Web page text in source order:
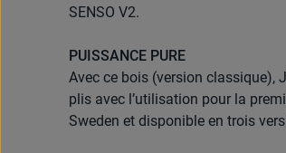
SENSO V2.
PUISSANCE PURE
Avec ce bois (version classique),
plis avec l’utilisation pour la
Sweden et disponible en trois